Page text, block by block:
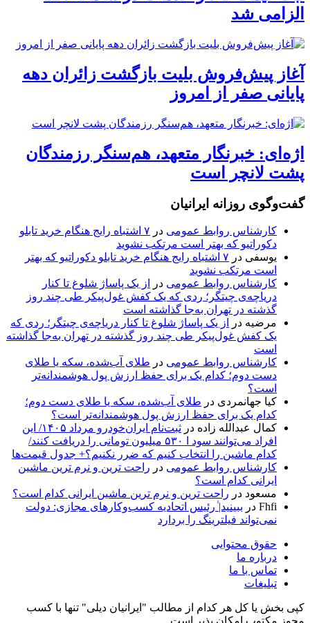
الزامی شد
آغاز پیش‌فروش بلیت بازگشت زائران دهه
پایانی صفر از امروز
اژه‌ای: خبرنگار متعهد، هم‌سنگر رزمندگان
پشت لانچر است
گفت‌وگوی روزانه ایرانیان
کارشناس روابط عمومی در
۷ اشتباه رایج هنگام خرید تابلو
دکوراتیو که بهتر است مرتکب نشوید
یوسفی در
۷ اشتباه رایج هنگام خرید تابلو دکوراتیو که بهتر
است مرتکب نشوید
کارشناس روابط عمومی در
از یک پاساژ شلوغ تا کنار
دریاچه‌ی چیتگر؛ ردی که یک کفش غول‌پیکر طی چند روز
گذشته در تهران به‌جا گذاشته است
مرضیه در
از یک پاساژ شلوغ تا کنار دریاچه‌ی چیتگر؛ ردی که
یک کفش غول‌پیکر طی چند روز گذشته در تهران به‌جا گذاشته
است
کارشناس روابط عمومی در طلای آب‌شده، سکه یا طلای
دست دوم؛ کدام یک برای حفظ ارزش پول هوشمندانه‌تر
است؟
کیا جهانمردی در طلای آب‌شده، سکه یا طلای دست دوم؛
کدام یک برای حفظ ارزش پول هوشمندانه‌تر است؟
کمال عبدالله زاده در
ثبت‌نام ایران‌خودرو مرداد ۱۴۰۵/ این
افراد می‌توانند سود ا ۵۳۰ میلیون تومانی را دریافت کنند/
کدام ماشین را انتخاب کنیم که ضرر نکنیم؟+ جدول قیمت‌ها
کارشناس روابط عمومی در راحت ترین و نرم ترین ماشین
ایرانی کدام است؟
مسعود در راحت ترین و نرم ترین ماشین ایرانی کدام است؟
Fhfi در ببینید| ٰرئیس اتحادیه کسب‌وکارهای مجازی: دولت
نمی‌تواند فیلترینگ را بردارد
حقوق محتوایی
درباره ما
تماس با ما
تبلیغات
کپی بخش یا کل هر کدام از مطالب "ایرانیان دیلی" تنها با کسب